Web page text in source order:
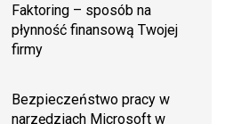
Faktoring – sposób na
płynność finansową Twojej
firmy
Bezpieczeństwo pracy w
narzędziach Microsoft w